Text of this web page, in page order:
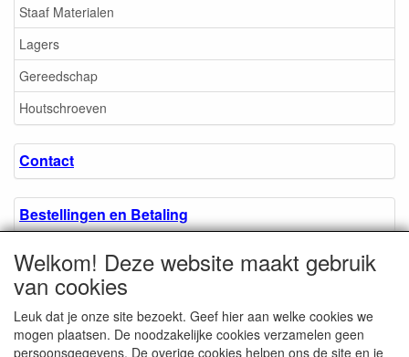
Staaf Materialen
Lagers
Gereedschap
Houtschroeven
Contact
Bestellingen en Betaling
Algemene voorwaarden
Over ons.
Welkom! Deze website maakt gebruik
van cookies
Leuk dat je onze site bezoekt. Geef hier aan welke cookies we
mogen plaatsen. De noodzakelijke cookies verzamelen geen
persoonsgegevens. De overige cookies helpen ons de site en je